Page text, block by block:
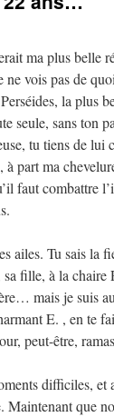
ma plus belle
ne vois pas de
la plus
seule, sans ton
tu tiens de lui
part ma
faut combattre
ailes. Tu sais la
fille, à la chaire
mais je suis
E. , en te
peut-être,
difficiles,
Maintenant que